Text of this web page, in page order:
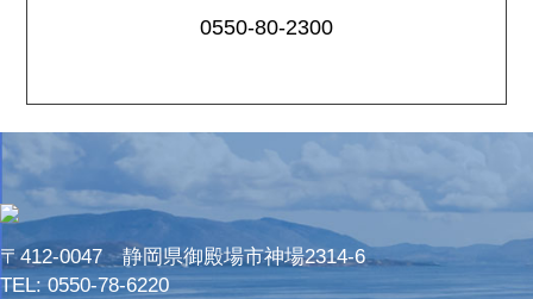
0550-80-2300
〒412-0047 静岡県御殿場市神場2314-6
TEL:0550-78-6220